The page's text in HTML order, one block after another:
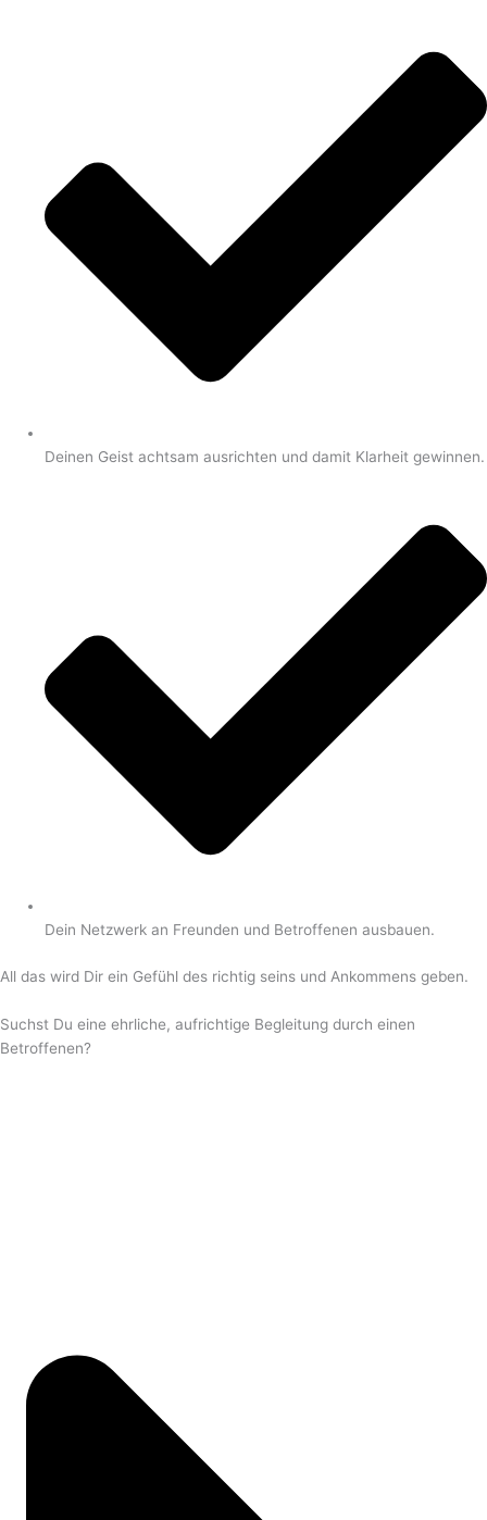
Deinen Geist achtsam ausrichten und damit Klarheit gewinnen.
Dein Netzwerk an Freunden und Betroffenen ausbauen.
All das wird Dir ein Gefühl des richtig seins und Ankommens geben.
Suchst Du eine ehrliche, aufrichtige Begleitung durch einen
Betroffenen?